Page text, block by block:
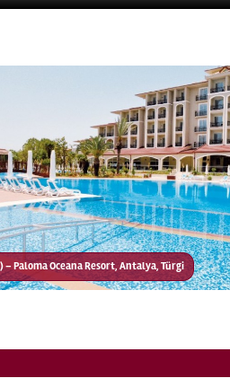
– Paloma Oceana Resort, Antalya, Türgi